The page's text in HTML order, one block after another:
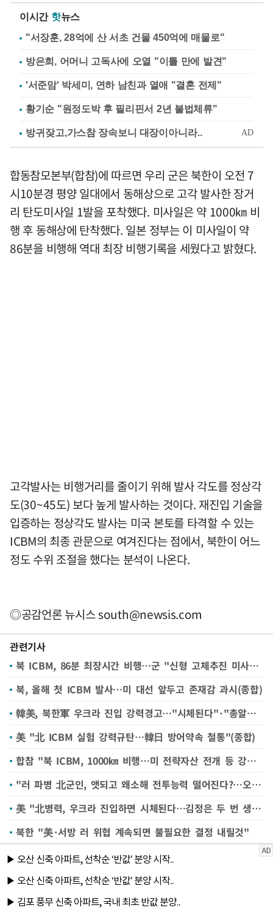
이시간 핫뉴스
"서장훈, 28억에 산 서초 건물 450억에 매물로"
방은희, 어머니 고독사에 오열 "이틀 만에 발견"
'서준맘' 박세미, 연하 남친과 열애 "결혼 전제"
황기순 "원정도박 후 필리핀서 2년 불법체류"
합동참모본부(합참)에 따르면 우리 군은 북한이 오전 7
시10분경 평양 일대에서 동해상으로 고각 발사한 장거
리 탄도미사일 1발을 포착했다. 미사일은 약 1000㎞ 비
행 후 동해상에 탄착했다. 일본 정부는 이 미사일이 약
86분을 비행해 역대 최장 비행기록을 세웠다고 밝혔다.
고각발사는 비행거리를 줄이기 위해 발사 각도를 정상각
도(30~45도) 보다 높게 발사하는 것이다. 재진입 기술을
입증하는 정상각도 발사는 미국 본토를 타격할 수 있는
ICBM의 최종 관문으로 여겨진다는 점에서, 북한이 어느
정도 수위 조절을 했다는 분석이 나온다.
◎공감언론 뉴시스south@newsis.com
관련기사
북 ICBM, 86분 최장시간 비행…군 "신형 고체추진 미사일 가능성"(종합2보)
북, 올해 첫 ICBM 발사…미 대선 앞두고 존재감 과시(종합)
韓美, 북한軍 우크라 진입 강력경고…"시체된다"·"총알받이"(종합)
美 "北 ICBM 실험 강력규탄…韓日 방어약속 철통"(종합)
합참 "북 ICBM, 1000㎞ 비행…미 전략자산 전개 등 강력 대응"
"러 파병 北군인, 앳되고 왜소해 전투능력 떨어진다?…오만한 접근"
美 "北병력, 우크라 진입하면 시체된다…김정은 두 번 생각해야"
북한 "美·서방 러 위협 계속되면 불필요한 결정 내릴것"